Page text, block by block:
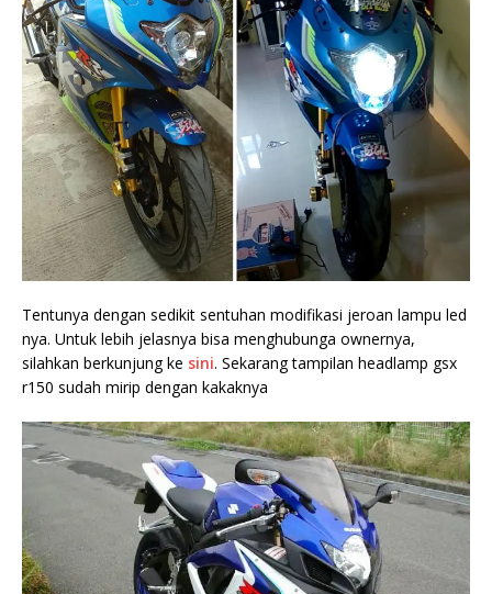
Tentunya dengan sedikit sentuhan modifikasi jeroan lampu led
nya. Untuk lebih jelasnya bisa menghubunga ownernya,
silahkan berkunjung ke sini. Sekarang tampilan headlamp gsx
r150 sudah mirip dengan kakaknya